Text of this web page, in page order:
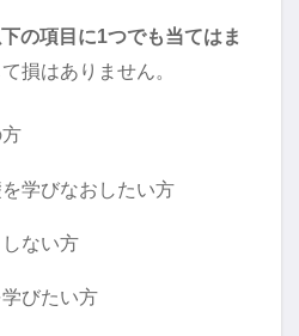
下の項目に1つでも当てはま
損はありません。
学びなおしたい方
ない方
びたい方